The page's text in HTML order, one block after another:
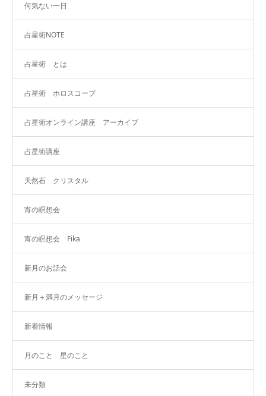
何気ない一日
占星術NOTE
占星術 とは
占星術 ホロスコープ
占星術オンライン講座 アーカイブ
占星術講座
天然石 クリスタル
宵の瞑想会
宵の瞑想会 Fika
新月のお話会
新月＋満月のメッセージ
新着情報
月のこと 星のこと
未分類